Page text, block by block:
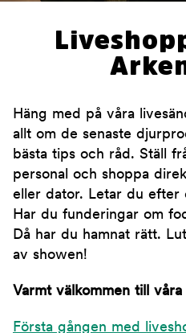
Häng med på våra
allt om de senaste
bästa tips och råd. Ställ
personal och shoppa
eller dator. Letar du efter
Har du funderingar om
Då har du hamnat rätt.
av showen!
Varmt välkommen till
Första gången med